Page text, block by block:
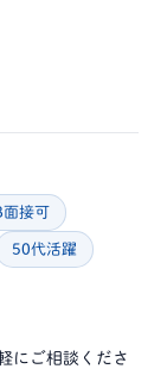
接可
50代活躍
にご相談くださ